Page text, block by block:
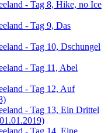
- Tag 8, Hike, no Ice
- Tag 9, Das
- Tag 10, Dschungel
- Tag 11, Abel
- Tag 12, Auf
- Tag 13, Ein Drittel
- Tag 14, Eine